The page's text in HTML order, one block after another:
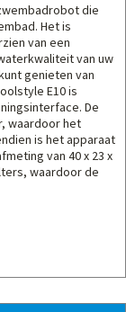
die
Het is
van een
van uw
genieten van
E10 is
De
waardoor het
is het apparaat
van 40 x 23 x
waardoor de